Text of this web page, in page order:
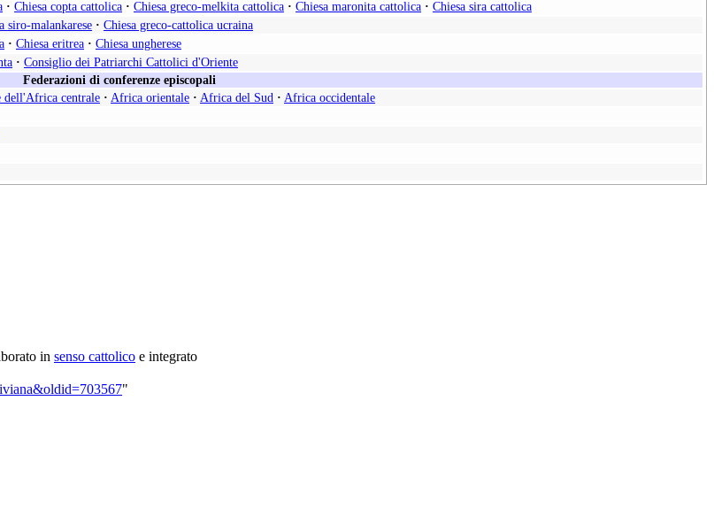
· Chiesa copta cattolica · Chiesa greco-melkita cattolica · Chiesa maronita cattolica · Chiesa sira cattolica
siro-malankarese · Chiesa greco-cattolica ucraina
· Chiesa eritrea · Chiesa ungherese
· Consiglio dei Patriarchi Cattolici d'Oriente
Federazioni di conferenze episcopali
dell'Africa centrale · Africa orientale · Africa del Sud · Africa occidentale
in senso cattolico e integrato
"